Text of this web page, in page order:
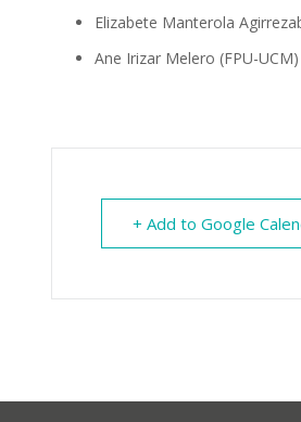
Elizabete Manterola
Ane Irizar Melero (FPU-UCM)
+ Add to Google